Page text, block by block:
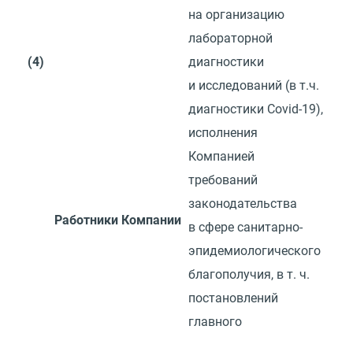
Работники Компании
(4)
на организацию
лабораторной
диагностики
и исследований (в т.ч.
диагностики Covid-19),
исполнения
Компанией
требований
законодательства
в сфере санитарно-
эпидемиологического
благополучия, в т. ч.
постановлений
главного